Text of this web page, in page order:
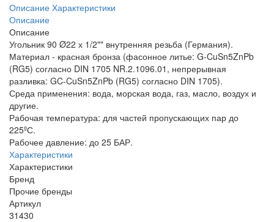
Описание Характеристики
Описание
Описание
Угольник 90 Ø22 х 1/2"" внутренняя резьба (Германия).
Материал - красная бронза (фасонное литье: G-CuSn5ZnPb
(RG5) согласно DIN 1705 NR.2.1096.01, непрерывная
разливка: GC-CuSn5ZnPb (RG5) согласно DIN 1705).
Среда применения: вода, морская вода, газ, масло, воздух и
другие.
Рабочая температура: для частей пропускающих пар до
225ºС.
Рабочее давление: до 25 БАР.
Характеристики
Характеристики
Бренд
Прочие бренды
Артикул
31430